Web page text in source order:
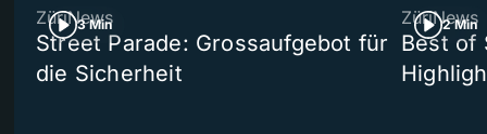
3 Min
ZüriNews
Street Parade: Grossaufgebot für
die Sicherheit
2 Min
ZüriNews
Best of